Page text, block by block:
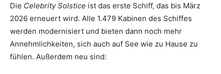
Die Celebrity Solstice ist das erste Schiff, das bis März
2026 erneuert wird. Alle 1.479 Kabinen des Schiffes
werden modernisiert und bieten dann noch mehr
Annehmlichkeiten, sich auch auf See wie zu Hause zu
fühlen. Außerdem neu sind: